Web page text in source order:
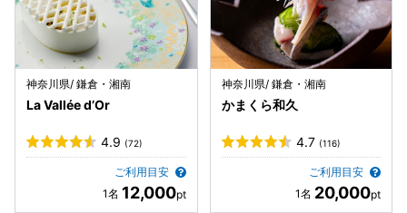
神奈川県/ 鎌倉・湘南
La Vallée d’Or
4.9 (72)
ご利用目安
12,000
神奈川県/ 鎌倉・湘南
かまくら和久
4.7 (116)
ご利用目安
20,000